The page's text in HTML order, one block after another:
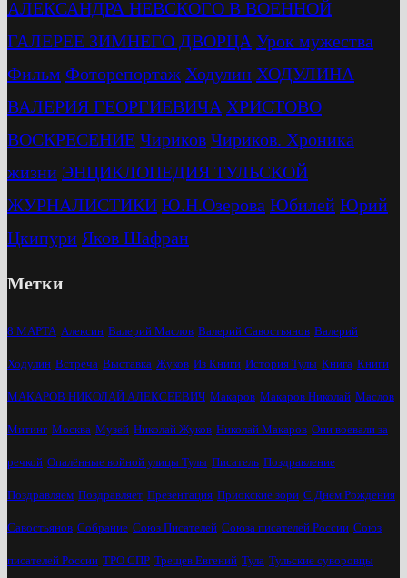
АЛЕКСАНДРА НЕВСКОГО В ВОЕННОЙ
ГАЛЕРЕЕ ЗИМНЕГО ДВОРЦА Урок мужества
Фильм Фоторепортаж Ходулин ХОДУЛИНА
ВАЛЕРИЯ ГЕОРГИЕВИЧА ХРИСТОВО
ВОСКРЕСЕНИЕ Чириков Чириков. Хроника
жизни ЭНЦИКЛОПЕДИЯ ТУЛЬСКОЙ
ЖУРНАЛИСТИКИ Ю.Н.Озерова Юбилей Юрий
Цкипури Яков Шафран
Метки
8 МАРТА Алексин Валерий Маслов Валерий Савостьянов Валерий
Ходулин Встреча Выставка Жуков Из Книги История Тулы Книга Книги
МАКАРОВ НИКОЛАЙ АЛЕКСЕЕВИЧ Макаров Макаров Николай Маслов
Митинг Москва Музей Николай Жуков Николай Макаров Они воевали за
речкой Опалённые войной улицы Тулы Писатель Поздравление
Поздравляем Поздравляет Презентация Приокские зори С Днём Рождения
Савостьянов Собрание Союз Писателей Союза писателей России Союз
писателей России ТРО СПР Трещев Евгений Тула Тульские суворовцы